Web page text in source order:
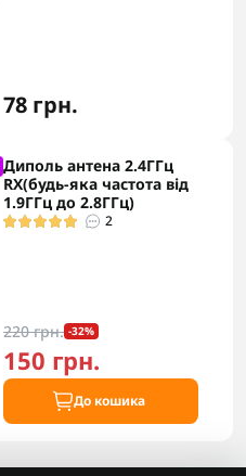
78 грн.
Диполь антена 2.4ГГц
RX(будь-яка частота від
1.9ГГц до 2.8ГГц)
2
220 грн. -32%
150 грн.
До кошика